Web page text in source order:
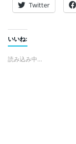
Twitter
いいね:
読み込み中…